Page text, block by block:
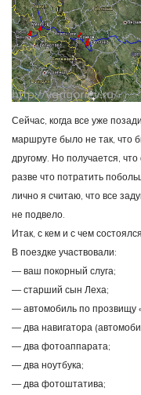
Сейчас, когда все уже
маршруте было не так, что
другому. Но получается,
разве что потратить
лично я считаю, что все
не подвело.
Итак, с кем и с чем
В поездке участвовали:
— ваш покорный слуга;
— старший сын Леха;
— автомобиль по прозвищу
— два навигатора
— два фотоаппарата;
— два ноутбука;
— два фотоштатива;